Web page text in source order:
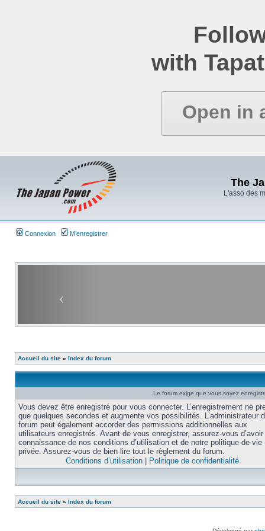
with
Open in
The
L'asso des
Connexion M’enregistrer
Accueil du site » Index du forum
Le forum exige que vous soyez
Vous devez être enregistré pour vous connecter. L’enregistrement ne
que quelques secondes et augmente vos possibilités. L’administrateur
forum peut également accorder des permissions additionnelles aux
utilisateurs enregistrés. Avant de vous enregistrer, assurez-vous
connaissance de nos conditions d’utilisation et de notre politique de vie
privée. Assurez-vous de bien lire tout le règlement du forum.
Conditions d’utilisation
Politique de confidentialité
Accueil du site » Index du forum